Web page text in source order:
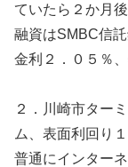
ていたら２か月
融資はSMBC信
金利２．０５％
２．川崎市ター
ム、表面利回り
普通にインター